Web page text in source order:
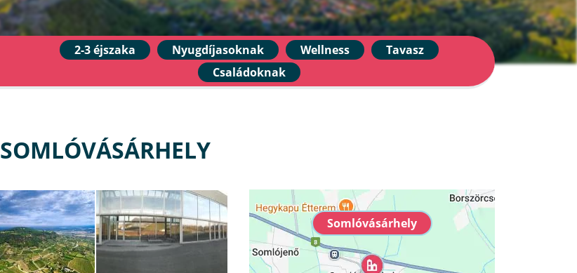
2-3 éjszaka Nyugdíjasoknak Wellness
Tavasz
Családoknak
SOMLÓVÁSÁRHELY
Somlóvásárhely